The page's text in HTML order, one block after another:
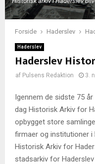
Forside Haderslev
Haderslev
Haderslev
af Pulsens Redaktion 3.
Igennem de sidste 75
dag Historisk Arkiv for
opbygget store
firmaer og institutioner i
Historisk Arkiv for
stadsarkiv for